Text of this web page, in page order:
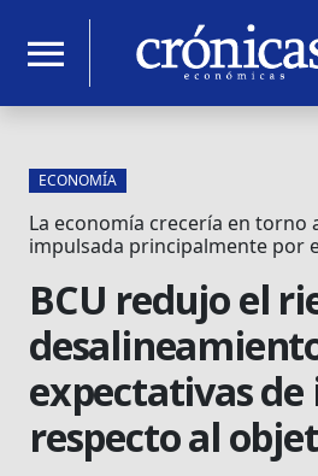
menu
ECONOMÍA
La economía crecería en torno
impulsada principalmente por
BCU redujo el
expectativas
respecto al